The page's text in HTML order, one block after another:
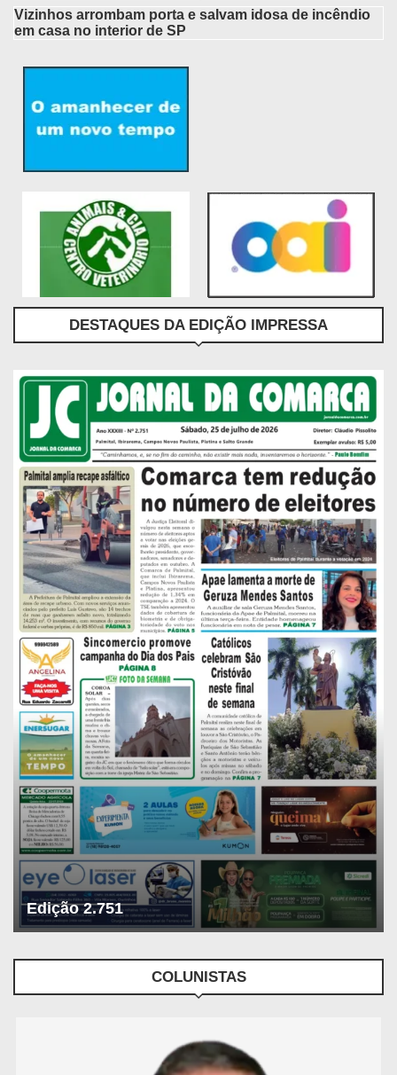
Vizinhos arrombam porta e salvam idosa de incêndio
em casa no interior de SP
DESTAQUES DA EDIÇÃO IMPRESSA
Edição 2.751
COLUNISTAS